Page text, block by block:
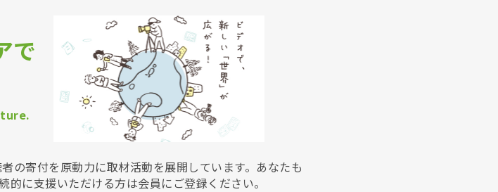
で
の寄付を原動力に取材活動を展開しています。あなたも
に支援いただける方は会員にご登録ください。